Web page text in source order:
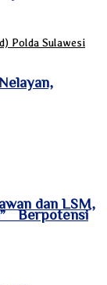
dan LSM,
Berpotensi